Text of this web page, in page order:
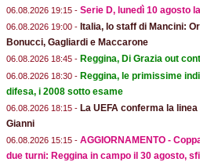
06.08.2026 19:15 - Serie D, lunedì 10 agosto
06.08.2026 19:00 - Italia, lo staff di Mancini:
Bonucci, Gagliardi e Maccarone
06.08.2026 18:45 - Reggina, Di Grazia out
06.08.2026 18:30 - Reggina, le primissime
difesa, i 2008 sotto esame
06.08.2026 18:15 - La UEFA conferma la
Gianni
06.08.2026 15:15 - AGGIORNAMENTO -
due turni: Reggina in campo il 30 agosto,